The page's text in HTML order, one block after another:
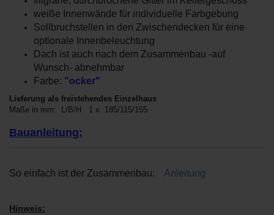
weiße Innenwände für individuelle Farbgebung
Sollbruchstellen in den Zwischendecken für eine
optionale Innenbeleuchtung
Dach ist auch nach dem Zusammenbau -auf
Wunsch- abnehmbar
Farbe: "ocker"
Lieferung als freistehendes Einzelhaus
Maße in mm: L/B/H 1 x 185/115/155
Bauanleitung:
So einfach ist der Zusammenbau: Anleitung
Hinweis: